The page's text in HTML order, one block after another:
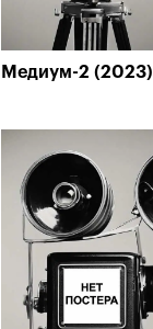
Медиум-2 (2023)